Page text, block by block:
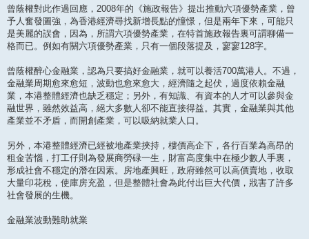
曾蔭權對此作過回應，2008年的《施政報告》提出推動六項優勢產業，曾
予人奮發圖強，為香港經濟尋找新增長點的憧憬，但是兩年下來，可能只
是美麗的誤會，因為，所謂六項優勢產業，在特首施政報告裏可謂聊備一
格而已。例如有關六項優勢產業，只有一個段落提及，寥寥128字。
曾蔭權醉心金融業，認為只要搞好金融業，就可以養活700萬港人。不過，
金融業周期愈來愈短，波動也愈來愈大，經濟隨之起伏，過度依賴金融
業，本港整體經濟也缺乏穩定；另外，有知識、有資本的人才可以參與金
融世界，雖然效益高，絕大多數人卻不能直接得益。其實，金融業與其他
產業並不矛盾，而開創產業，可以吸納就業人口。
另外，本港整體經濟已經被地產業挾持，樓價高企下，各行百業為高昂的
租金苦惱，打工仔則為發展商勞碌一生，財富高度集中在極少數人手裏，
形成社會不穩定的潛在因素。房地產興旺，政府雖然可以高價賣地，收取
大量印花稅，使庫房充盈，但是整體社會為此付出巨大代價，戕害了許多
社會發展的生機。
金融業波動難助就業